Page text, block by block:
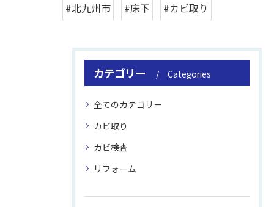
#北九州市 #床下 #カビ取り
カテゴリー Categories
全てのカテゴリー
カビ取り
カビ検査
リフォーム